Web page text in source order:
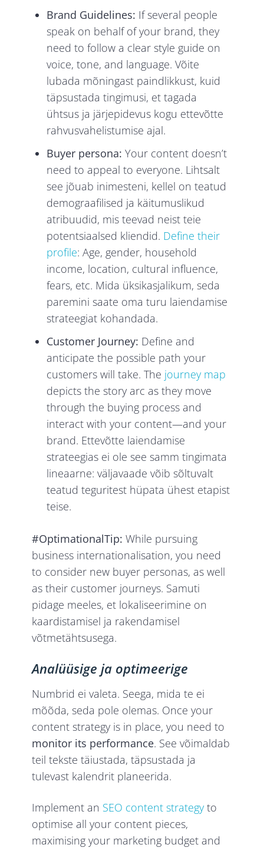
Brand Guidelines: If several people
speak on behalf of your brand, they
need to follow a clear style guide on
voice, tone, and language. Võite
lubada mõningast paindlikkust, kuid
täpsustada tingimusi, et tagada
ühtsus ja järjepidevus kogu ettevõtte
rahvusvahelistumise ajal.
Buyer persona: Your content doesn’t
need to appeal to everyone. Lihtsalt
see jõuab inimesteni, kellel on teatud
demograafilised ja käitumuslikud
atribuudid, mis teevad neist teie
potentsiaalsed kliendid. Define their
profile: Age, gender, household
income, location, cultural influence,
fears, etc. Mida üksikasjalikum, seda
paremini saate oma turu laiendamise
strateegiat kohandada.
Customer Journey: Define and
anticipate the possible path your
customers will take. The journey map
depicts the story arc as they move
through the buying process and
interact with your content—and your
brand. Ettevõtte laiendamise
strateegias ei ole see samm tingimata
lineaarne: väljavaade võib sõltuvalt
teatud teguritest hüpata ühest etapist
teise.
#OptimationalTip: While pursuing
business internationalisation, you need
to consider new buyer personas, as well
as their customer journeys. Samuti
pidage meeles, et lokaliseerimine on
kaardistamisel ja rakendamisel
võtmetähtsusega.
Analüüsige ja optimeerige
Numbrid ei valeta. Seega, mida te ei
mõõda, seda pole olemas. Once your
content strategy is in place, you need to
monitor its performance. See võimaldab
teil tekste täiustada, täpsustada ja
tulevast kalendrit planeerida.
Implement an SEO content strategyto
optimise all your content pieces,
maximising your marketing budget and